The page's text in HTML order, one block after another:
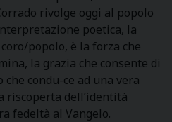
rivolge oggi al popolo
poetica, la
popolo, è la forza che
la grazia che consente di
condu-ce ad una vera
riscoperta dell’identità
fedeltà al Vangelo.